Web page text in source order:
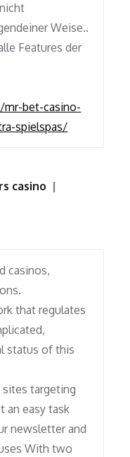
Weise..
Features der
bet-casino-
spielspas/
casino
casinos,
that regulates
status of this
targeting
an easy task
newsletter and
With two